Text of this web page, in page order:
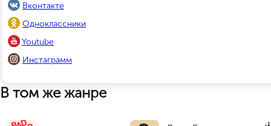
Вконтакте
Одноклассники
Youtube
Инстаграмм
В том же жанре